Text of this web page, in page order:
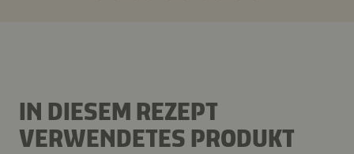
IN DIESEM REZEPT
VERWENDETES PRODUKT